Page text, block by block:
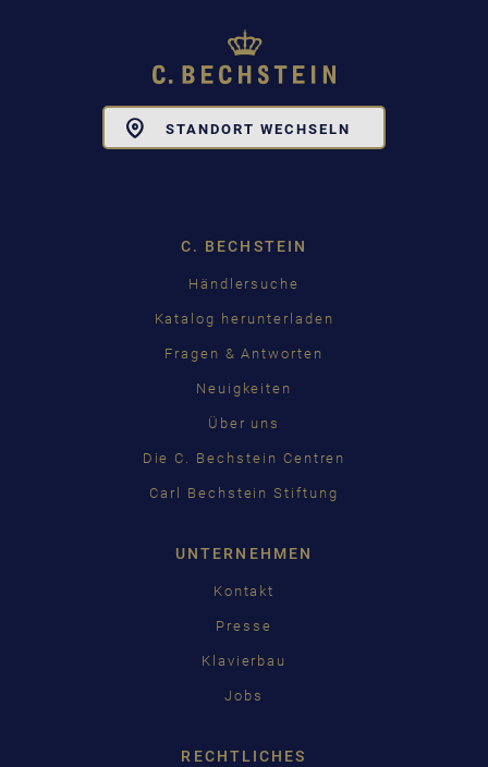
STANDORT WECHSELN
C. BECHSTEIN
Händlersuche
Katalog herunterladen
Fragen & Antworten
Neuigkeiten
Über uns
Die C. Bechstein Centren
Carl Bechstein Stiftung
UNTERNEHMEN
Kontakt
Presse
Klavierbau
Jobs
RECHTLICHES